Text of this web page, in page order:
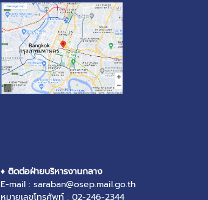
♦ ติดต่อฝ่ายบริหารงานกลาง
E-mail : saraban@osep.mail.go.th
หมายเลขโทรศัพท์ : 02-246-2344